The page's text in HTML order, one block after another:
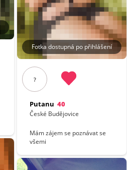
Fotka dostupná po přihlášení
?
Putanu 40
České Budějovice
Mám zájem se poznávat se
všemi